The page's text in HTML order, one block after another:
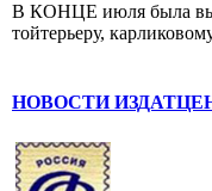
В КОНЦЕ июля была
тойтерьеру,
НОВОСТИ